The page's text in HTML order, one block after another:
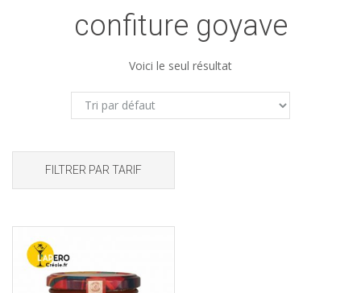
confiture goyave
Voici le seul résultat
FILTRER PAR TARIF